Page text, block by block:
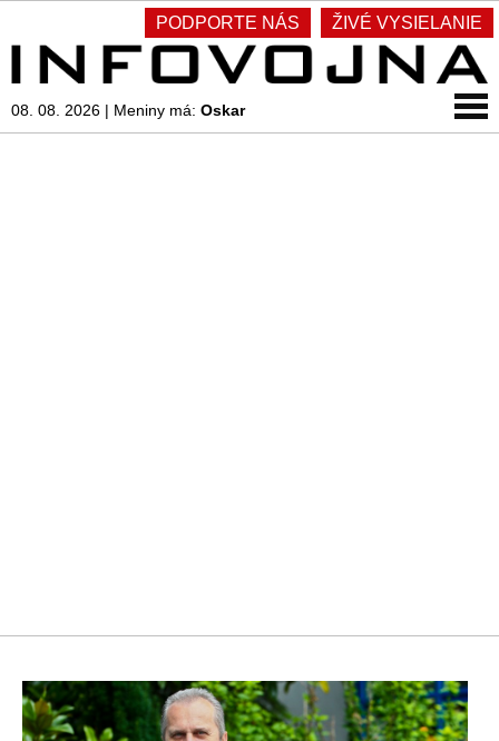
PODPORTE NÁS ŽIVÉ VYSIELANIE
08. 08. 2026 | Meniny má: Oskar